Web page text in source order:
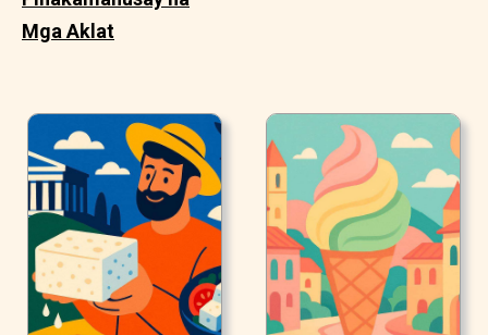
Mga Aklat